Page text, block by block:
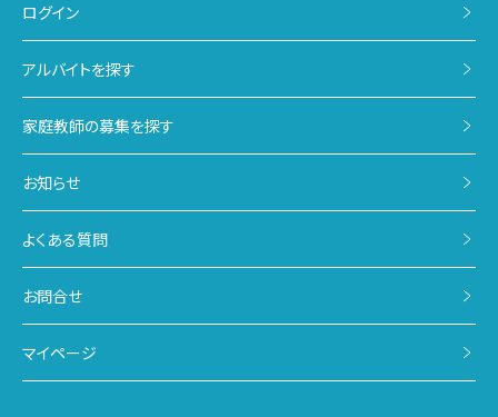
ログイン
アルバイトを探す
家庭教師の募集を探す
お知らせ
よくある質問
お問合せ
マイページ